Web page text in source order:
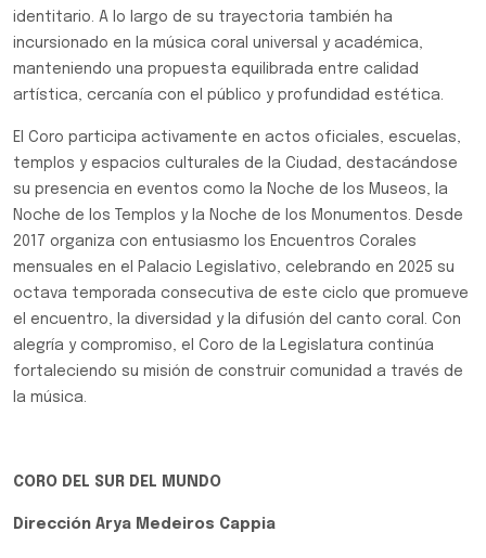
identitario. A lo largo de su trayectoria también ha
incursionado en la música coral universal y académica,
manteniendo una propuesta equilibrada entre calidad
artística, cercanía con el público y profundidad estética.
El Coro participa activamente en actos oficiales, escuelas,
templos y espacios culturales de la Ciudad, destacándose
su presencia en eventos como la Noche de los Museos, la
Noche de los Templos y la Noche de los Monumentos. Desde
2017 organiza con entusiasmo los Encuentros Corales
mensuales en el Palacio Legislativo, celebrando en 2025 su
octava temporada consecutiva de este ciclo que promueve
el encuentro, la diversidad y la difusión del canto coral. Con
alegría y compromiso, el Coro de la Legislatura continúa
fortaleciendo su misión de construir comunidad a través de
la música.
CORO DEL SUR DEL MUNDO
Dirección Arya Medeiros Cappia